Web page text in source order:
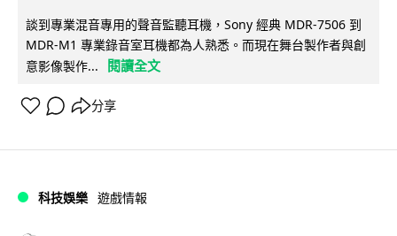
談到專業混音專用的聲音監聽耳機，Sony 經典 MDR-7506 到
MDR-M1 專業錄音室耳機都為人熟悉。而現在舞台製作者與創
意影像製作...
閱讀全文
分享
科技娛樂 遊戲情報